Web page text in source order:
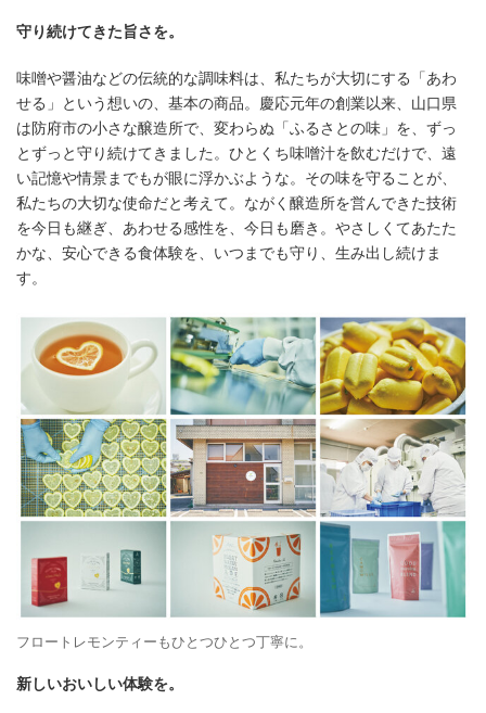
守り続けてきた旨さを。
味噌や醤油などの伝統的な調味料は、私たちが大切にする「あわ
せる」という想いの、基本の商品。慶応元年の創業以来、山口県
は防府市の小さな醸造所で、変わらぬ「ふるさとの味」を、ずっ
とずっと守り続けてきました。ひとくち味噌汁を飲むだけで、遠
い記憶や情景までもが眼に浮かぶような。その味を守ることが、
私たちの大切な使命だと考えて。ながく醸造所を営んできた技術
を今日も継ぎ、あわせる感性を、今日も磨き。やさしくてあたた
かな、安心できる食体験を、いつまでも守り、生み出し続けま
す。
フロートレモンティーもひとつひとつ丁寧に。
新しいおいしい体験を。